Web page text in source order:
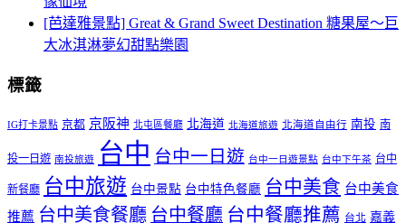
[芭達雅景點] Great & Grand Sweet Destination 糖果屋～巨
大冰淇淋夢幻甜點樂園
標籤
IG打卡景點 京都 京阪神 北屯區餐廳 北海道 北海道旅遊 北海道自由行 南投 南
投一日遊 南投旅遊 台中 台中一日遊 台中一日遊景點 台中下午茶 台中
新餐廳 台中旅遊 台中景點 台中特色餐廳 台中美食 台中美食
推薦 台中美食餐廳 台中餐廳 台中餐廳推薦 台北 嘉義